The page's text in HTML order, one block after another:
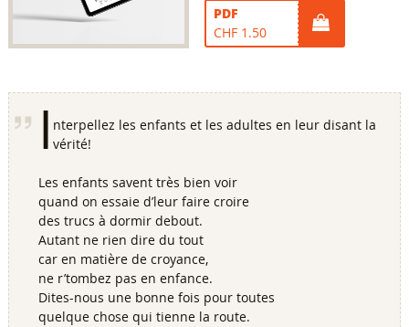
PDF
CHF 1.50
I nterpellez les enfants et les adultes en leur disant la
vérité!
Les enfants savent très bien voir
quand on essaie d’leur faire croire
des trucs à dormir debout.
Autant ne rien dire du tout
car en matière de croyance,
ne r’tombez pas en enfance.
Dites-nous une bonne fois pour toutes
quelque chose qui tienne la route.